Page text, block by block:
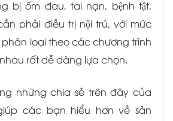
bị ốm đau, tai nạn, bệnh tật,
phải điều trị nội trú, với mức
loại theo các chương trình
rất dễ dàng lựa chọn.
những chia sẻ trên đây của
các bạn hiểu hơn về sản